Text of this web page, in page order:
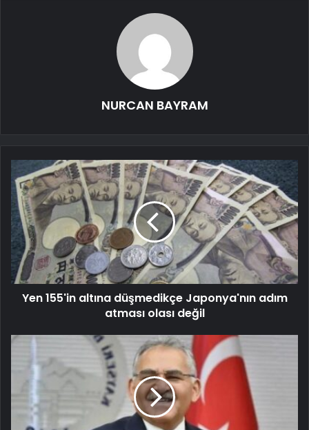
NURCAN BAYRAM
Yen 155'in altına düşmedikçe Japonya'nın adım
atması olası değil